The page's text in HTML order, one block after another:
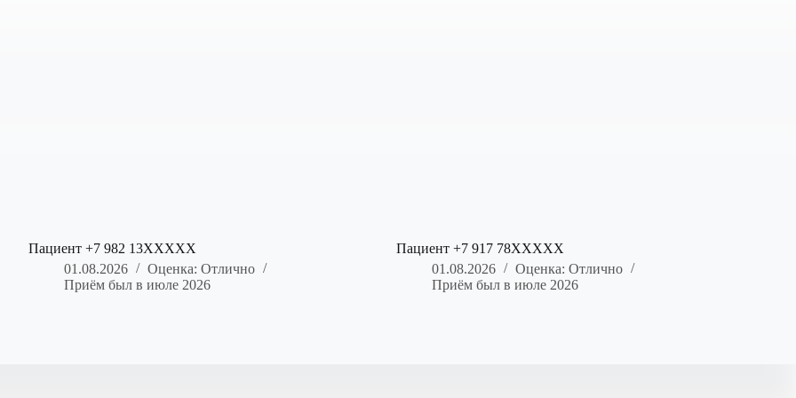
Пациент +7 982 13XXXXX
01.08.2026
Оценка: Отлично
Приём был в июле 2026
Пациент +7 917 78XXXXX
01.08.2026
Оценка: Отлично
Приём был в июле 2026